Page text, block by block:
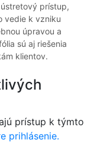
prístup,
vedie k vzniku
úpravou a
sú aj riešenia
klientov.
prístup k týmto
prihlásenie.